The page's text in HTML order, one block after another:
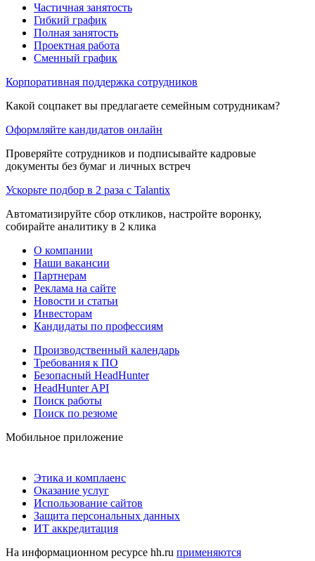
Частичная занятость
Гибкий график
Полная занятость
Проектная работа
Сменный график
Корпоративная поддержка сотрудников
Какой соцпакет вы предлагаете семейным сотрудникам?
Оформляйте кандидатов онлайн
Проверяйте сотрудников и подписывайте кадровые
документы без бумаг и личных встреч
Ускорьте подбор в 2 раза с Talantix
Автоматизируйте сбор откликов, настройте воронку,
собирайте аналитику в 2 клика
О компании
Наши вакансии
Партнерам
Реклама на сайте
Новости и статьи
Инвесторам
Кандидаты по профессиям
Производственный календарь
Требования к ПО
Безопасный HeadHunter
HeadHunter API
Поиск работы
Поиск по резюме
Мобильное приложение
Этика и комплаенс
Оказание услуг
Использование сайтов
Защита персональных данных
ИТ аккредитация
На информационном ресурсе hh.ru применяются